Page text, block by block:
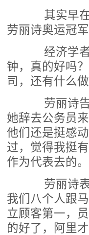
其实早在“
劳丽诗奥运冠
经济学者
钟，真的好吗
司，还有什么
劳丽诗告
她辞去公务员
他们还是挺感
过，觉得我挺
作为代表去的
劳丽诗表
我们八个人跟
立顾客第一，
的好了，阿里